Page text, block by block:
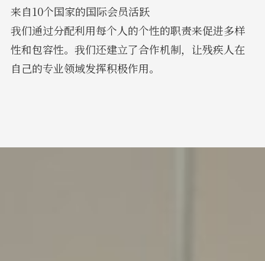
来自10个国家的国际会员活跃
我们通过分配利用每个人的个性的职责来促进多样
性和包容性。我们还建立了合作机制，让残疾人在
自己的专业领域发挥积极作用。